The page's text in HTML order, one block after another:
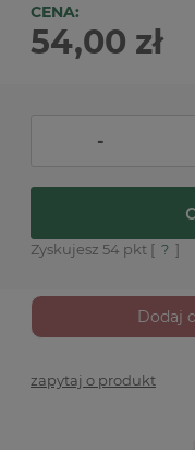
CENA:
54,00 zł
-
Zyskujesz 54 pkt [ ? ]
Dodaj
zapytaj o produkt